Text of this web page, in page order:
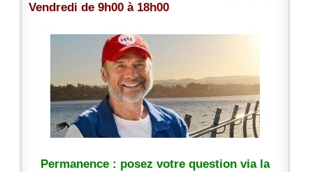
Vendredi de 9h00 à 18h00
Permanence : posez votre question via la